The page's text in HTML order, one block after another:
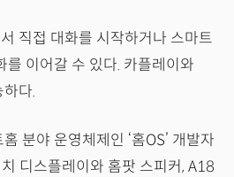
직접 대화를 시작하거나 스마트
를 이어갈 수 있다. 카플레이와
다.
분야 운영체제인 ‘홈OS’ 개발자
디스플레이와 홈팟 스피커, A18